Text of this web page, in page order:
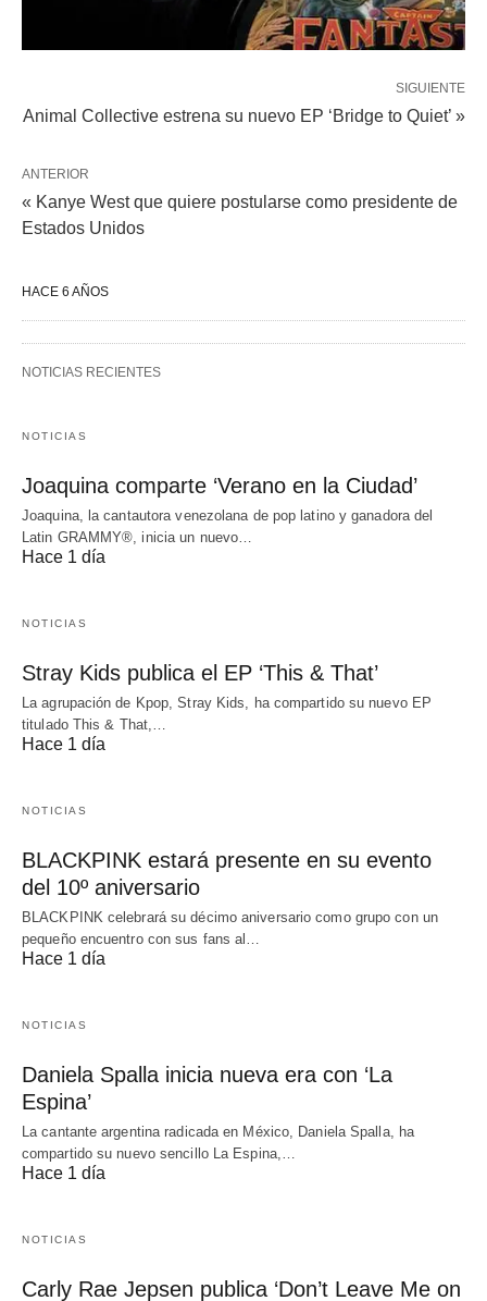
SIGUIENTE
Animal Collective estrena su nuevo EP ‘Bridge to Quiet’ »
ANTERIOR
« Kanye West que quiere postularse como presidente de
Estados Unidos
HACE 6 AÑOS
NOTICIAS RECIENTES
NOTICIAS
Joaquina comparte ‘Verano en la Ciudad’
Joaquina, la cantautora venezolana de pop latino y ganadora del
Latin GRAMMY®, inicia un nuevo…
Hace 1 día
NOTICIAS
Stray Kids publica el EP ‘This & That’
La agrupación de Kpop, Stray Kids, ha compartido su nuevo EP
titulado This & That,…
Hace 1 día
NOTICIAS
BLACKPINK estará presente en su evento
del 10º aniversario
BLACKPINK celebrará su décimo aniversario como grupo con un
pequeño encuentro con sus fans al…
Hace 1 día
NOTICIAS
Daniela Spalla inicia nueva era con ‘La
Espina’
La cantante argentina radicada en México, Daniela Spalla, ha
compartido su nuevo sencillo La Espina,…
Hace 1 día
NOTICIAS
Carly Rae Jepsen publica ‘Don’t Leave Me on